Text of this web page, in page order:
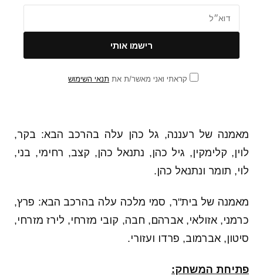
קראתי ואני מאשר/ת את תנאי השימוש
מאמנה של רעננה, גל כהן עלה בהרכב הבא: בקר,
לוין, קלימקין, גיל כהן, נתנאל כהן, קצב, רחימי, בני,
לוי, תומר ונתנאל כהן.
מאמנה של בית"ר, סמי מלכה עלה בהרכב הבא: פרץ,
כרמני, אזולאי, אברהם, חבה, קובי מזרחי, לירז מזרחי,
סיטון, אברמוב, פרדו ועזורי.
פתיחת המשחק: